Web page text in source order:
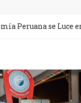
Peruana se Luce